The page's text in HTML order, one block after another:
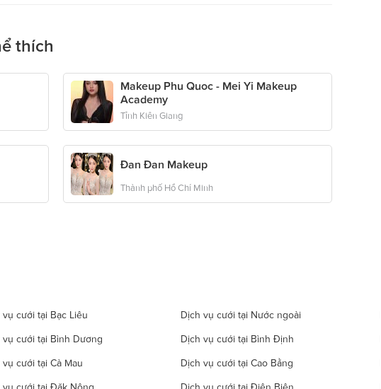
thích
Makeup Phu Quoc - Mei Yi Makeup
Academy
Tỉnh Kiên Giang
Đan Đan Makeup
Thành phố Hồ Chí Minh
vụ cưới tại Bạc Liêu Dịch vụ cưới tại Nước ngoài
vụ cưới tại Bình Dương Dịch vụ cưới tại Bình Định
vụ cưới tại Cà Mau Dịch vụ cưới tại Cao Bằng